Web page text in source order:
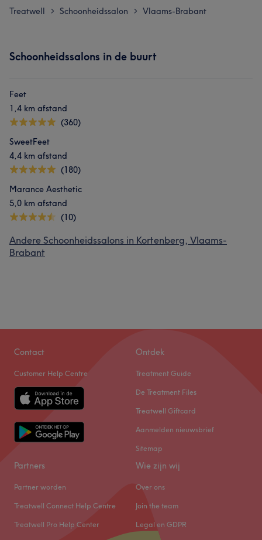
Treatwell > Schoonheidssalon > Vlaams-Brabant
Schoonheidssalons in de buurt
Feet
1,4 km afstand
(360)
SweetFeet
4,4 km afstand
(180)
Marance Aesthetic
5,0 km afstand
(10)
Andere Schoonheidssalons in Kortenberg, Vlaams-
Brabant
Contact
Customer Help Centre
Ontdek
Treatment Guide
De Treatment Files
Treatwell Giftcard
Aanmelden nieuwsbrief
Sitemap
Partners
Partner worden
Treatwell Connect Help Centre
Treatwell Pro Help Center
Wie zijn wij
Over ons
Join the team
Legal en GDPR